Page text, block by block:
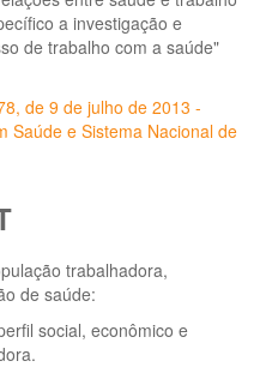
a investigação e
de trabalho com a saúde"
de 9 de julho de 2013 -
Saúde e Sistema Nacional de
trabalhadora,
de saúde:
social, econômico e